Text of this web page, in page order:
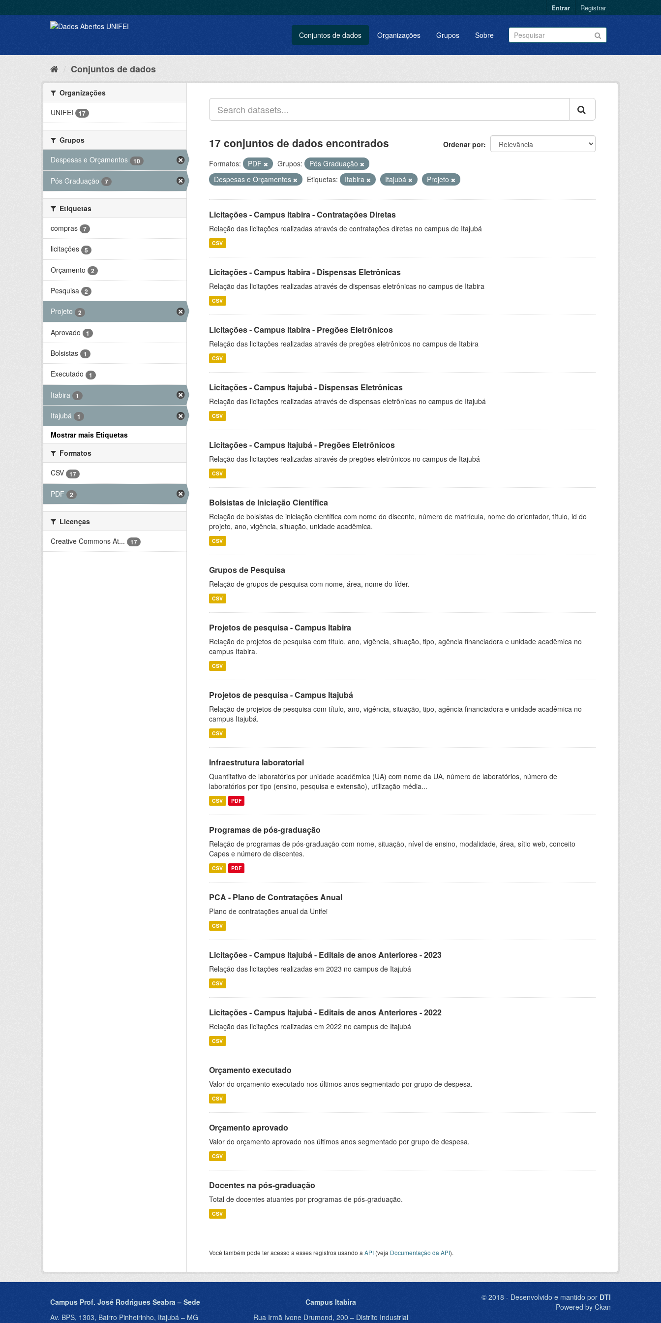
Entrar Registrar
Conjuntos de dados Organizações Grupos Sobre
Conjuntos de dados
Organizações
UNIFEI
17
Grupos
Despesas e Orçamentos
10
Pós Graduação 7
Etiquetas
compras
7
licitações 5
Orçamento 2
Pesquisa 2
Projeto 2
Aprovado 1
Bolsistas 1
Executado 1
Itabira 1
Itajubá 1
Mostrar mais Etiquetas
Formatos
CSV
17
PDF 2
Licenças
Creative Commons At...
17
Ordenar por
17 conjuntos de dados encontrados
Formatos: PDF Grupos:
Pós Graduação
Despesas e Orçamentos
Etiquetas: Itabira Itajubá Projeto
Licitações - Campus Itabira - Contratações Diretas
Relação das licitações realizadas através de contratações diretas no campus de Itajubá
CSV
Licitações - Campus Itabira - Dispensas Eletrônicas
Relação das licitações realizadas através de dispensas eletrônicas no campus de Itabira
CSV
Licitações - Campus Itabira - Pregões Eletrônicos
Relação das licitações realizadas através de pregões eletrônicos no campus de Itabira
CSV
Licitações - Campus Itajubá - Dispensas Eletrônicas
Relação das licitações realizadas através de dispensas eletrônicas no campus de Itajubá
CSV
Licitações - Campus Itajubá - Pregões Eletrônicos
Relação das licitações realizadas através de pregões eletrônicos no campus de Itajubá
CSV
Bolsistas de Iniciação Científica
Relação de bolsistas de iniciação científica com nome do discente, número de matrícula, nome do orientador, título, id do
projeto, ano, vigência, situação, unidade acadêmica.
CSV
Grupos de Pesquisa
Relação de grupos de pesquisa com nome, área, nome do líder.
CSV
Projetos de pesquisa - Campus Itabira
Relação de projetos de pesquisa com título, ano, vigência, situação, tipo, agência financiadora e unidade acadêmica no
campus Itabira.
CSV
Projetos de pesquisa - Campus Itajubá
Relação de projetos de pesquisa com título, ano, vigência, situação, tipo, agência financiadora e unidade acadêmica no
campus Itajubá.
CSV
Infraestrutura laboratorial
Quantitativo de laboratórios por unidade acadêmica (UA) com nome da UA, número de laboratórios, número de
laboratórios por tipo (ensino, pesquisa e extensão), utilização média...
CSV PDF
Programas de pós-graduação
Relação de programas de pós-graduação com nome, situação, nível de ensino, modalidade, área, sítio web, conceito
Capes e número de discentes.
CSV PDF
PCA - Plano de Contratações Anual
Plano de contratações anual da Unifei
CSV
Licitações - Campus Itajubá - Editais de anos Anteriores - 2023
Relação das licitações realizadas em 2023 no campus de Itajubá
CSV
Licitações - Campus Itajubá - Editais de anos Anteriores - 2022
Relação das licitações realizadas em 2022 no campus de Itajubá
CSV
Orçamento executado
Valor do orçamento executado nos últimos anos segmentado por grupo de despesa.
CSV
Orçamento aprovado
Valor do orçamento aprovado nos últimos anos segmentado por grupo de despesa.
CSV
Docentes na pós-graduação
Total de docentes atuantes por programas de pós-graduação.
CSV
Você também pode ter acesso a esses registros usando a API (veja Documentação da API).
Campus Prof. José Rodrigues Seabra – Sede
Av. BPS, 1303, Bairro Pinheirinho, Itajubá – MG
Campus Itabira
Rua Irmã Ivone Drumond, 200 – Distrito Industrial
© 2018 - Desenvolvido e mantido por DTI
Powered by Ckan